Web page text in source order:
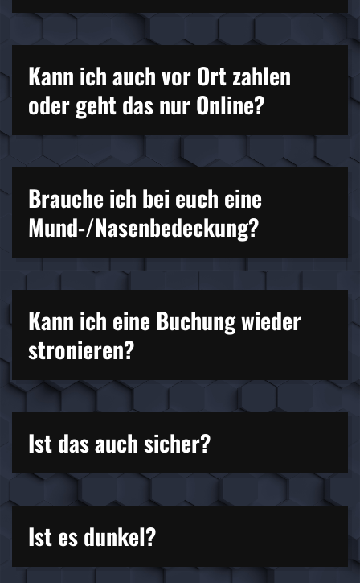
Kann ich auch vor Ort zahlen
oder geht das nur Online?
Brauche ich bei euch eine
Mund-/Nasenbedeckung?
Kann ich eine Buchung wieder
stronieren?
Ist das auch sicher?
Ist es dunkel?